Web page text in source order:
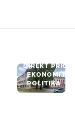
DIREKT PRIČE
EKONOMIJA
POLITIKA